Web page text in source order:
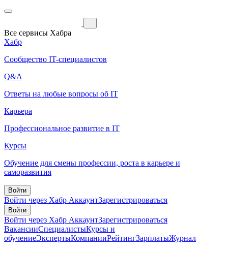
Все сервисы Хабра
Хабр
Сообщество IT-специалистов
Q&A
Ответы на любые вопросы об IT
Карьера
Профессиональное развитие в IT
Курсы
Обучение для смены профессии, роста в карьере и
саморазвития
Войти
Войти через Хабр АккаунтЗарегистрироваться
Войти
Войти через Хабр АккаунтЗарегистрироваться
ВакансииСпециалистыКурсы и
обучениеЭкспертыКомпанииРейтингЗарплатыЖурнал